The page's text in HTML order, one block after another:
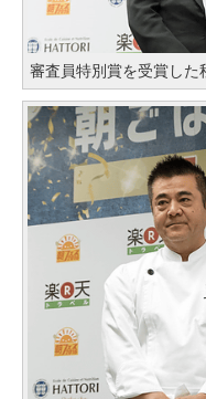
審査員特別賞を受賞した